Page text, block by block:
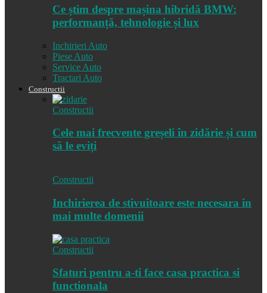
Ce știm despre mașina hibridă BMW:
performanță, tehnologie și lux
Inchirieri Auto
Piese Auto
Service Auto
Tractari Auto
Constructii
Constructii
Cele mai frecvente greșeli în zidărie și cum
să le eviți
Constructii
Inchirierea de stivuitoare este necesara in
mai multe domenii
Constructii
Sfaturi pentru a-ti face casa practica si
functionala